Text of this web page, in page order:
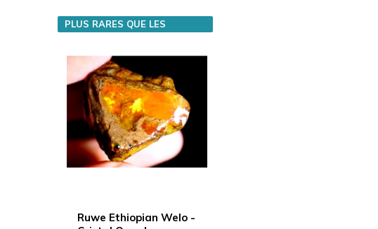
Ruwe Ethiopian Welo -
PLUS RARES QUE LES